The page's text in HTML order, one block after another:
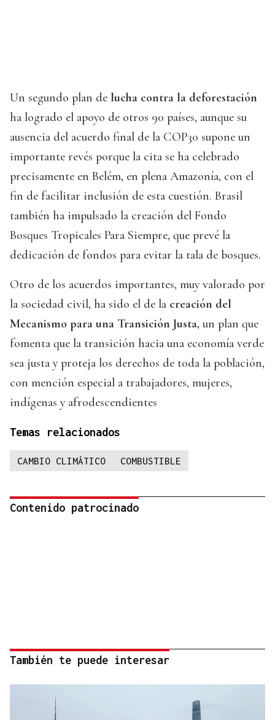
Un segundo plan de lucha contra la deforestación
ha logrado el apoyo de otros 90 países, aunque su
ausencia del acuerdo final de la COP30 supone un
importante revés porque la cita se ha celebrado
precisamente en Belém, en plena Amazonía, con el
fin de facilitar inclusión de esta cuestión. Brasil
también ha impulsado la creación del Fondo
Bosques Tropicales Para Siempre, que prevé la
dedicación de fondos para evitar la tala de bosques.
Otro de los acuerdos importantes, muy valorado por
la sociedad civil, ha sido el de la creación del
Mecanismo para una Transición Justa, un plan que
fomenta que la transición hacia una economía verde
sea justa y proteja los derechos de toda la población,
con mención especial a trabajadores, mujeres,
indígenas y afrodescendientes
Temas relacionados
CAMBIO CLIMÁTICO COMBUSTIBLE
Contenido patrocinado
También te puede interesar